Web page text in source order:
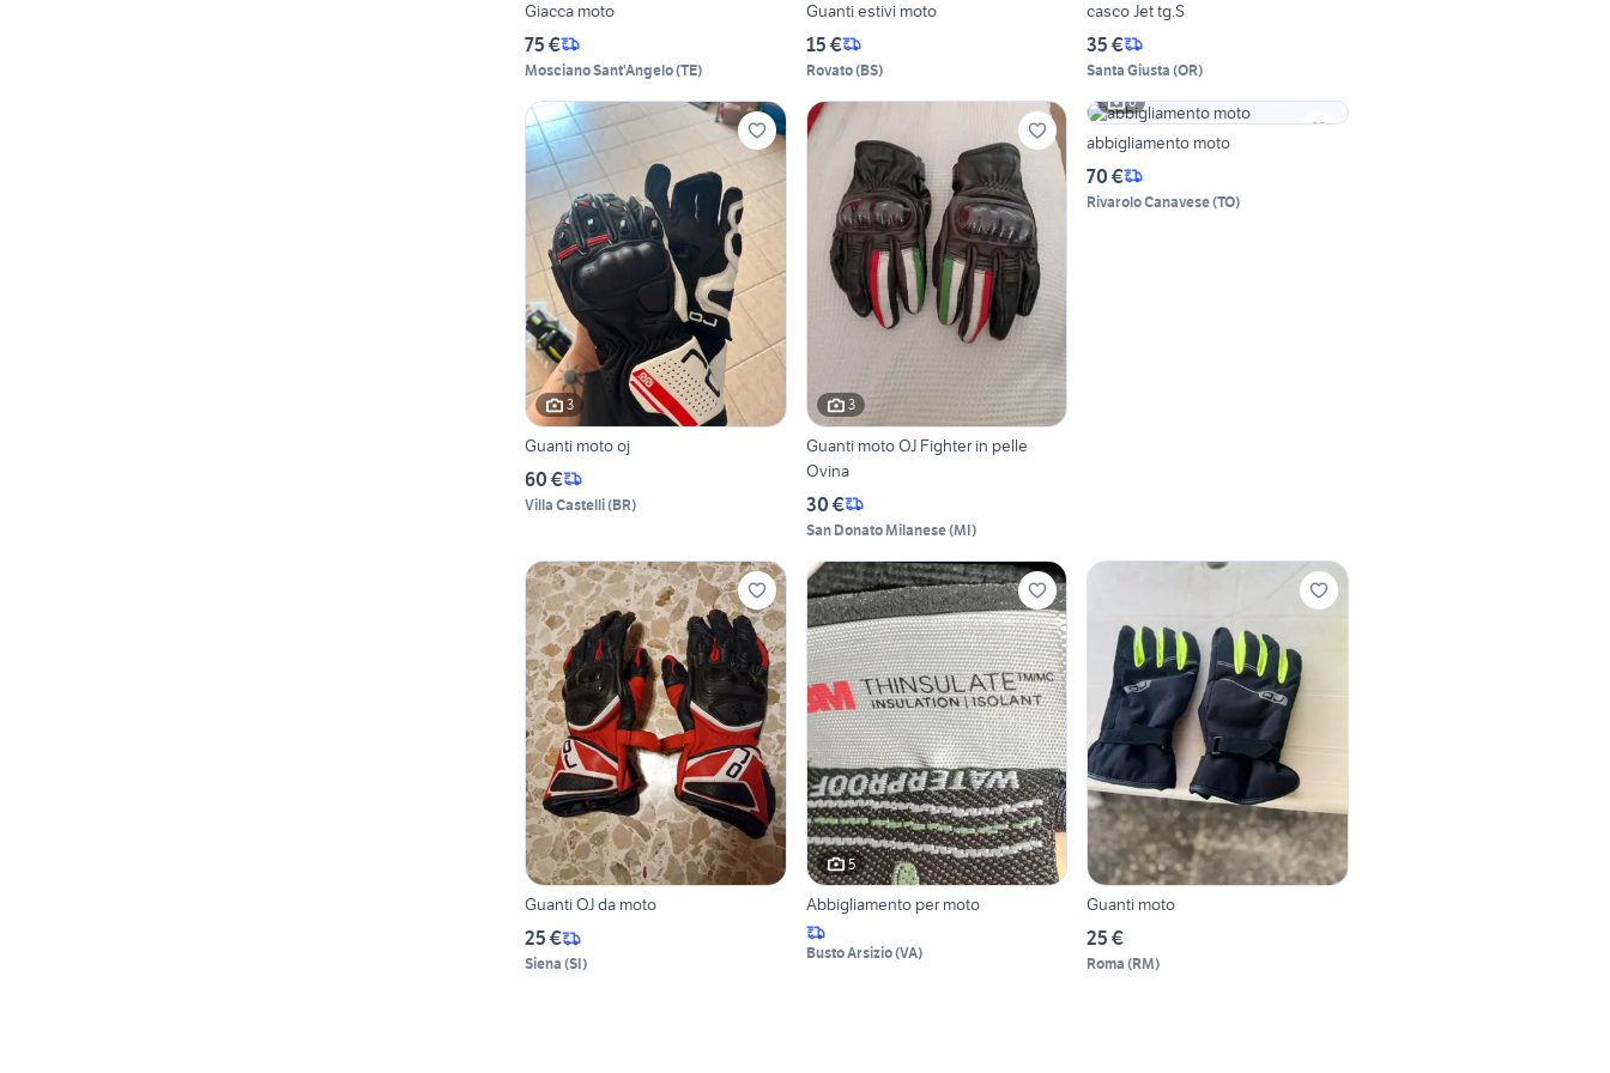
Giacca moto
75 €
Mosciano Sant'Angelo(TE)
Guanti estivi moto
15 €
Rovato(BS)
casco Jet tg.S
35 €
Santa Giusta (OR)
3
Guanti moto oj
60 €
Villa Castelli(BR)
3
Guanti moto OJ Fighter in pelle
Ovina
30 €
San Donato Milanese(MI)
6
abbigliamento moto
70 €
Rivarolo Canavese(TO)
Guanti OJ da moto
25 €
Siena (SI)
5
Abbigliamento per moto
Busto Arsizio(VA)
Guanti moto
25 €
Roma (RM)